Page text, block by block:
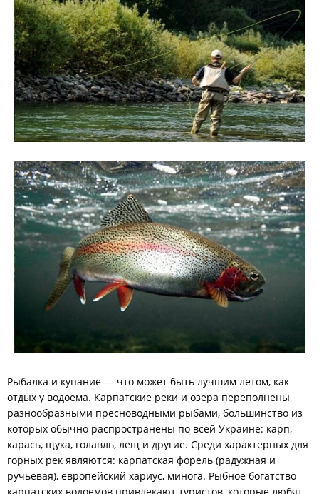
Рыбалка и купание — что может быть лучшим летом, как
отдых у водоема. Карпатские реки и озера переполнены
разнообразными пресноводными рыбами, большинство из
которых обычно распространены по всей Украине: карп,
карась, щука, голавль, лещ и другие. Среди характерных для
горных рек являются: карпатская форель (радужная и
ручьевая), европейский хариус, минога. Рыбное богатство
карпатских водоемов привлекают туристов, которые любят